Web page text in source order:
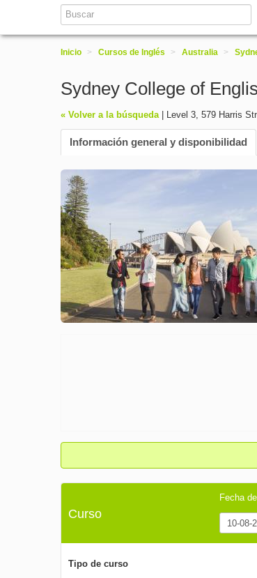
Inicio > Cursos de Inglés > Australia >
Sydney College of
« Volver a la búsqueda Level 3, 579 Harris
Información general y disponibilidad
Curso
Fecha
Tipo de curso